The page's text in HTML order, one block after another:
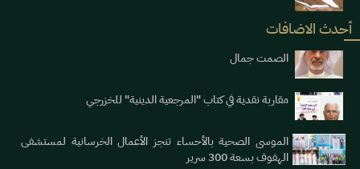
أحدث الاضافات
الصمت جمال
مقاربة نقدية في كتاب "المرجعية الدينية" للخزرجي
الموسى الصحية بالأحساء تنجز الأعمال الخرسانية لمستشفى
الهفوف بسعة 300 سرير